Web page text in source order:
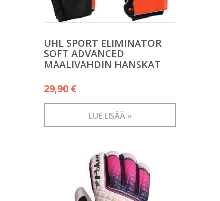
UHL SPORT ELIMINATOR
SOFT ADVANCED
MAALIVAHDIN HANSKAT
29,90 €
LUE LISÄÄ »